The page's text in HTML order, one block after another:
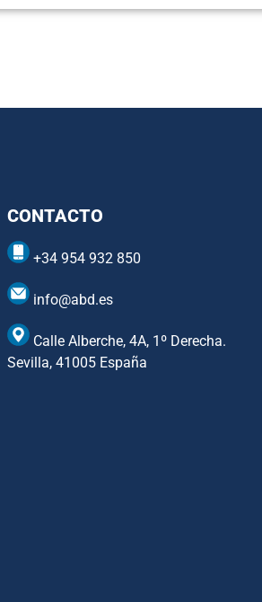
CONTACTO
+34 954 932 850
info@abd.es
Calle Alberche, 4A, 1º Derecha.
Sevilla, 41005 España